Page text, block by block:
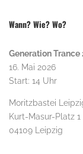
Wann? Wie? Wo?
Generation Trance
16. Mai 2026
Start: 14 Uhr
Moritzbastei
Kurt-Masur-Platz 1
04109 Leipzig